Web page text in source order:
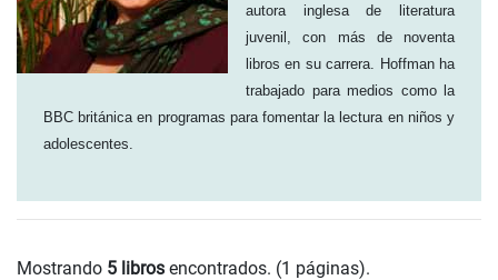
autora inglesa de literatura
juvenil, con más de noventa
libros en su carrera. Hoffman ha
trabajado para medios como la
BBC británica en programas para fomentar la lectura en niños y
adolescentes.
Mostrando 5 libros encontrados. (1 páginas).